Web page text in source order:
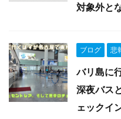
対象外と
ブログ 悲
バリ島に
深夜バス
ェックイ